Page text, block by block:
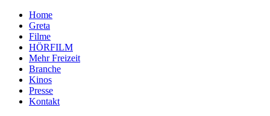
Home
Greta
Filme
HÖRFILM
Mehr Freizeit
Branche
Kinos
Presse
Kontakt